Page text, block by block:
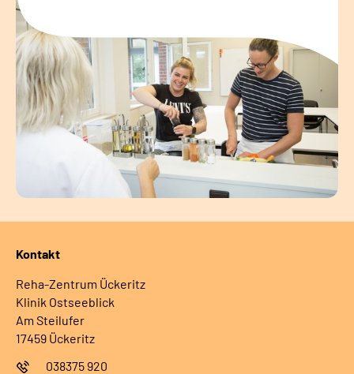
Kontakt
Reha-Zentrum Ückeritz
Klinik Ostseeblick
Am Steilufer
17459 Ückeritz
038375 920